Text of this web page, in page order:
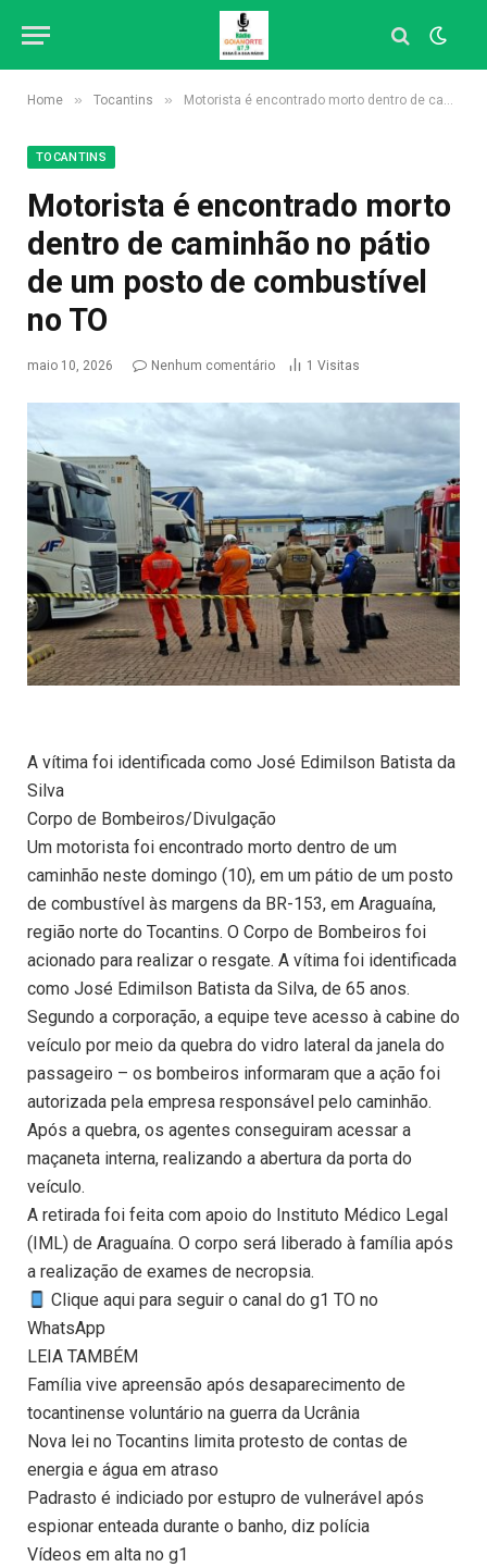
Home » Tocantins » Motorista é encontrado morto dentro de caminhão no pátio de um posto de combustível no TO
TOCANTINS
Motorista é encontrado morto
dentro de caminhão no pátio
de um posto de combustível
no TO
maio 10, 2026 Nenhum comentário 1 Visitas
A vítima foi identificada como José Edimilson Batista da
Silva
Corpo de Bombeiros/Divulgação
Um motorista foi encontrado morto dentro de um
caminhão neste domingo (10), em um pátio de um posto
de combustível às margens da BR-153, em Araguaína,
região norte do Tocantins. O Corpo de Bombeiros foi
acionado para realizar o resgate. A vítima foi identificada
como José Edimilson Batista da Silva, de 65 anos.
Segundo a corporação, a equipe teve acesso à cabine do
veículo por meio da quebra do vidro lateral da janela do
passageiro – os bombeiros informaram que a ação foi
autorizada pela empresa responsável pelo caminhão.
Após a quebra, os agentes conseguiram acessar a
maçaneta interna, realizando a abertura da porta do
veículo.
A retirada foi feita com apoio do Instituto Médico Legal
(IML) de Araguaína. O corpo será liberado à família após
a realização de exames de necropsia.
Clique aqui para seguir o canal do g1 TO no
WhatsApp
LEIA TAMBÉM
Família vive apreensão após desaparecimento de
tocantinense voluntário na guerra da Ucrânia
Nova lei no Tocantins limita protesto de contas de
energia e água em atraso
Padrasto é indiciado por estupro de vulnerável após
espionar enteada durante o banho, diz polícia
Vídeos em alta no g1